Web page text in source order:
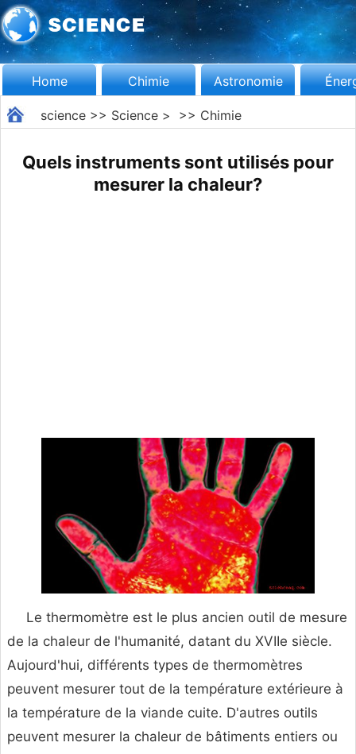
Home Chimie Astronomie
science>> Science> >> Chimie
Quels instruments sont utilisés pour
mesurer la chaleur?
Le thermomètre est le plus ancien outil de mesure
de la chaleur de l'humanité, datant du XVIIe siècle.
Aujourd'hui, différents types de thermomètres
peuvent mesurer tout de la température extérieure à
la température de la viande cuite. D'autres outils
peuvent mesurer la chaleur de bâtiments entiers ou